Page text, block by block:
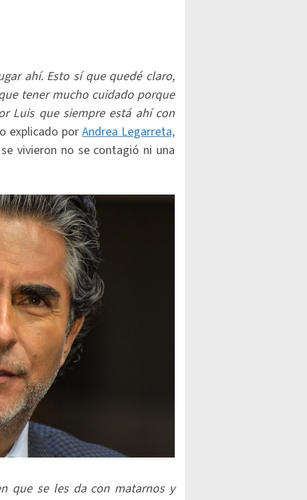
ahí. Esto sí que quedé claro,
tener mucho cuidado porque
Luis que siempre está ahí con
explicado por Andrea Legarreta,
vivieron no se contagió ni una
que se les da con matarnos y